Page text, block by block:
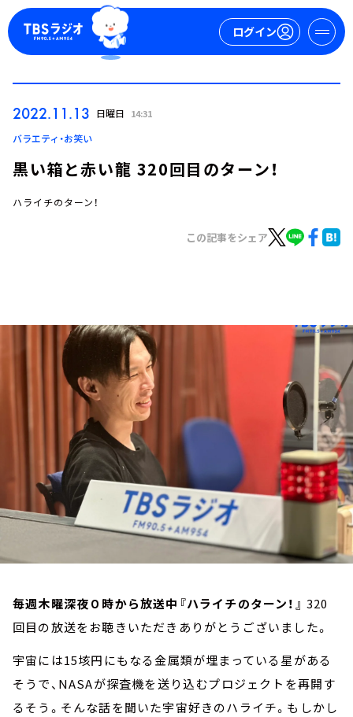
ログイン
ログイン
トピックス
TBS Podcast
お知らせ
イベント・グッズ
YouTube
会社情報
2022.11.13 日曜日 14:31
バラエティ・お笑い
黒い箱と赤い龍 320回目のターン！
ハライチのターン！
この記事をシェア
毎週木曜深夜０時から放送中『ハライチのターン！』 320
回目の放送をお聴きいただきありがとうございました。
宇宙には15垓円にもなる金属類が埋まっている星がある
そうで、NASAが探査機を送り込むプロジェクトを再開す
るそう。そんな話を聞いた宇宙好きのハライチ。もしかし